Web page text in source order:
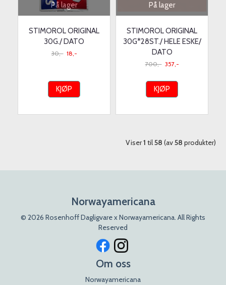
På lager
STIMOROL ORIGINAL
30G./ DATO
30,- 18,-
KJØP
På lager
STIMOROL ORIGINAL
30G*28ST./ HELE ESKE/
DATO
700,- 357,-
KJØP
Viser1 til58 (av58 produkter)
Norwayamericana
© 2026 Rosenhoff Dagligvare x Norwayamericana. All Rights
Reserved
Om oss
Norwayamericana